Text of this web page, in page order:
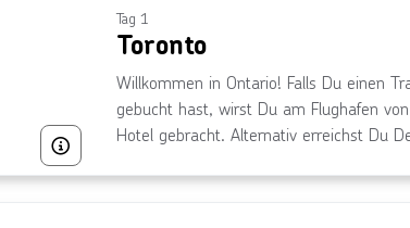
Bild von © Vincent_St_Thomas über Getty Images
Tag 1
Toronto
Willkommen in Ontario! Falls Du einen
gebucht hast, wirst Du am Flughafen
Hotel gebracht. Alternativ erreichst Du